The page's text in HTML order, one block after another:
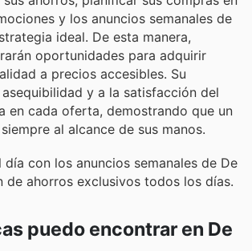
y los anuncios semanales de
ideal. De esta manera,
oportunidades para adquirir
a precios accesibles. Su
y a la satisfacción del
en cada oferta, demostrando que un
al alcance de sus manos.
día con los anuncios semanales de De
de ahorros exclusivos todos los días.
puedo encontrar en De